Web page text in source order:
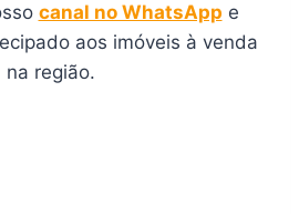
canal no WhatsApp e
aos imóveis à venda
na região.